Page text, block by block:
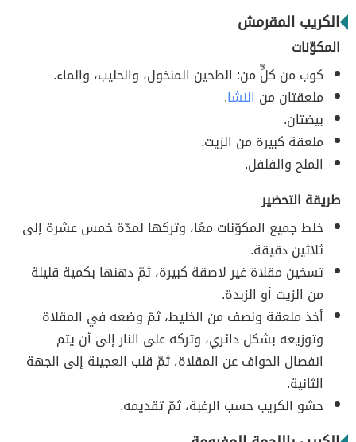
الكريب المقرمش
المكوّنات
كوب من كلٍّ من: الطحين المنخول، والحليب، والماء.
ملعقتان من النشا.
بيضتان.
ملعقة كبيرة من الزيت.
الملح والفلفل.
طريقة التحضير
خلط جميع المكوّنات معًا، وتركها لمدّة خمس عشرة إلى
ثلاثين دقيقة.
تسخين مقلاة غير لاصقة كبيرة، ثمّ دهنها بكمية قليلة
من الزيت أو الزبدة.
أخذ ملعقة ونصف من الخليط، ثمّ وضعه في المقلاة
وتوزيعه بشكل دائري، وتركه على النار إلى أن يتم
انفصال الحواف عن المقلاة، ثمّ قلب العجينة إلى الجهة
الثانية.
حشو الكريب حسب الرغبة، ثمّ تقديمه.